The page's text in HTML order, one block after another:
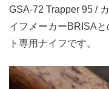
GSA-72 Trapper 95 /
イフメーカーBRISA
ト専用ナイフです。